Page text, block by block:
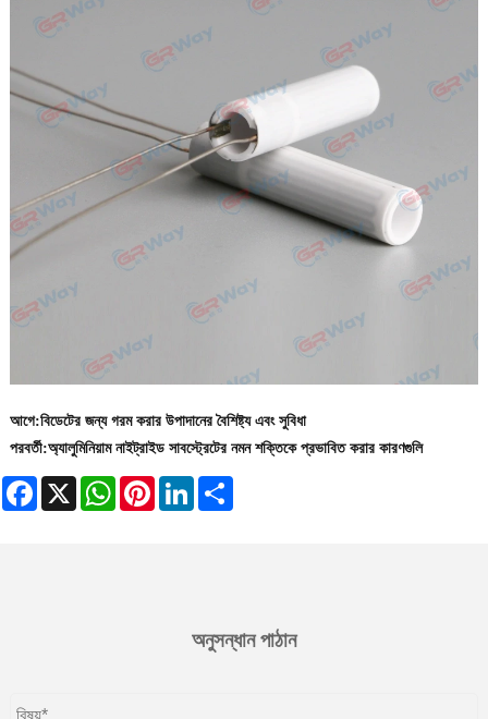
আগে:বিডেটের জন্য গরম করার উপাদানের বৈশিষ্ট্য এবং সুবিধা
পরবর্তী:অ্যালুমিনিয়াম নাইট্রাইড সাবস্ট্রেটের নমন শক্তিকে প্রভাবিত করার কারণগুলি
Facebook
X WhatsAppPinterestLinkedIn
অনুসন্ধান পাঠান